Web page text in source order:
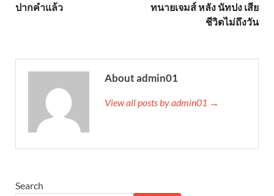
ปากคำแล้ว
ทนายเจมส์ หลัง นัทปง เสีย
ชีวิตไม่ถึงวัน
About admin01
View all posts by admin01 →
Search